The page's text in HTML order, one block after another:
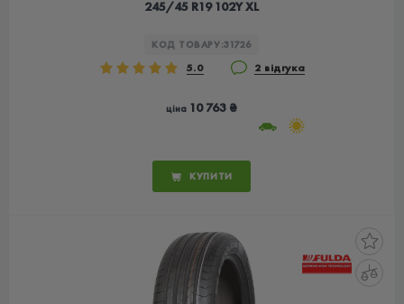
245/45 R19 102Y XL
КОД ТОВАРУ:31726
5.0 2 відгука
ціна 10 763 ₴
КУПИТИ